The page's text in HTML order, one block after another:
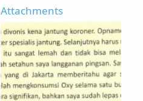
Attachments